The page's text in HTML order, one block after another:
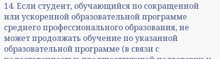
14. Если студент, обучающийся по сокращенной
или ускоренной образовательной программе
среднего профессионального образования, не
может продолжать обучение по указанной
образовательной программе (в связи с